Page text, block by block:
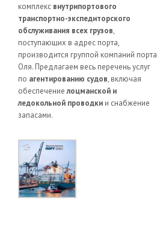
комплекс внутрипортового
транспортно-экспедиторского
обслуживания всех грузов,
поступающих в адрес порта,
производится группой компаний порта
Оля. Предлагаем весь перечень услуг
по агентированию судов, включая
обеспечениелоцманской и
ледокольной проводки и снабжение
запасами.